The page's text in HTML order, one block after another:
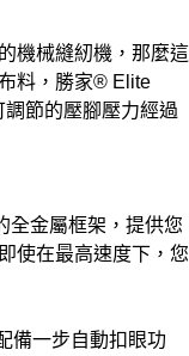
機械縫紉機，那麼這
料，勝家® Elite
節的壓腳壓力經過
全金屬框架，提供您
使在最高速度下，您
備一步自動扣眼功